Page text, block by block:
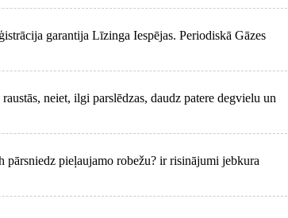
garantija Līzinga Iespējas. Periodiskā Gāzes
neiet, ilgi parslēdzas, daudz patere degvielu un
pārsniedz pieļaujamo robežu? ir risinājumi jebkura